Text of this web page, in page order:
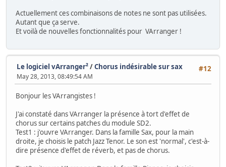
Actuellement ces combinaisons de notes ne sont pas utilisées.
Autant que ça serve.
Et voilà de nouvelles fonctionnalités pour VArranger !
#12
Le logiciel vArranger²/Chorus indésirable sur sax
May 28, 2013, 08:49:54 AM
Bonjour les VArrangistes !
J'ai constaté dans VArranger la présence à tort d'effet de
chorus sur certains patches du module SD2.
Test1 : j'ouvre VArranger. Dans la famille Sax, pour la main
droite, je choisis le patch Jazz Tenor. Le son est 'normal', c'est-à-
dire présence d'effet de réverb, et pas de chorus.